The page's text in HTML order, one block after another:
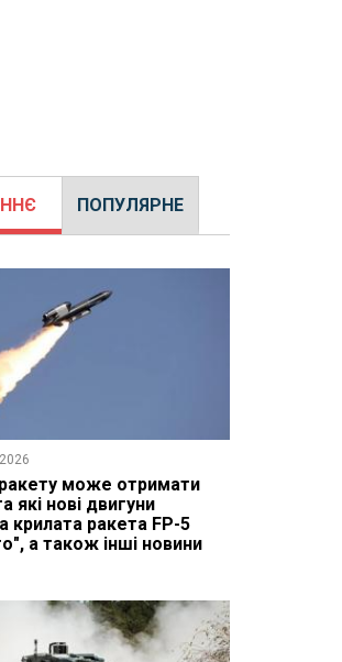
ПОПУЛЯРНЕ
ракету може отримати
які нові двигуни
крилата ракета FP-5
а також інші новини